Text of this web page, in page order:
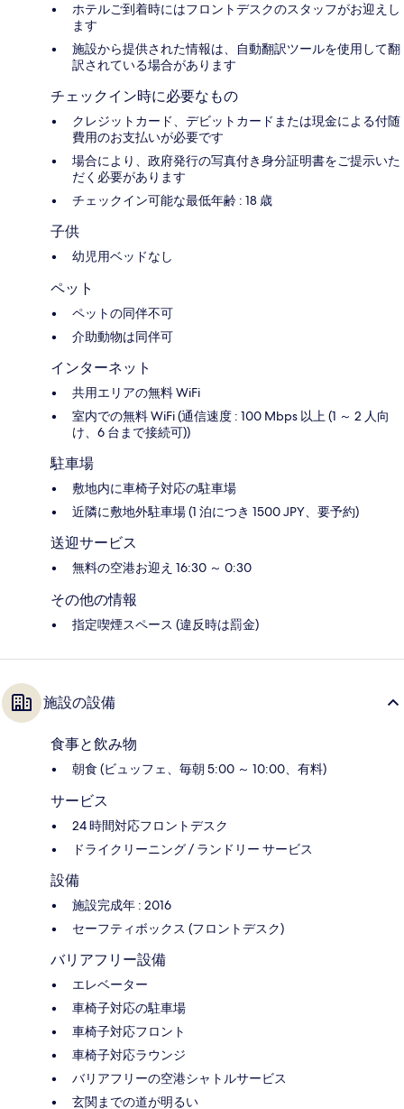
ホテルご到着時にはフロントデスクのスタッフがお迎えし
ます
施設から提供された情報は、自動翻訳ツールを使用して翻
訳されている場合があります
チェックイン時に必要なもの
クレジットカード、デビットカードまたは現金による付随
費用のお支払いが必要です
場合により、政府発行の写真付き身分証明書をご提示いた
だく必要があります
チェックイン可能な最低年齢 : 18 歳
子供
幼児用ベッドなし
ペット
ペットの同伴不可
介助動物は同伴可
インターネット
共用エリアの無料 WiFi
室内での無料 WiFi (通信速度 : 100 Mbps 以上 (1 ～ 2 人向
け、6 台まで接続可))
駐車場
敷地内に車椅子対応の駐車場
近隣に敷地外駐車場 (1 泊につき 1500 JPY、要予約)
送迎サービス
無料の空港お迎え 16:30 ～ 0:30
その他の情報
指定喫煙スペース (違反時は罰金)
施設の設備
食事と飲み物
朝食 (ビュッフェ、毎朝 5:00 ～ 10:00、有料)
サービス
24 時間対応フロントデスク
ドライクリーニング / ランドリー サービス
設備
施設完成年 : 2016
セーフティボックス (フロントデスク)
バリアフリー設備
エレベーター
車椅子対応の駐車場
車椅子対応フロント
車椅子対応ラウンジ
バリアフリーの空港シャトルサービス
玄関までの道が明るい